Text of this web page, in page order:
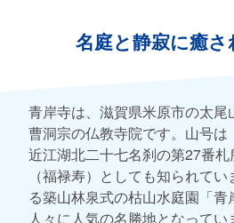
名庭と静寂に癒さ
青岸寺は、滋賀県米原市の太尾
曹洞宗の仏教寺院です。山号は
近江湖北二十七名刹の第27番
（福禄寿）としても知られて
る築山林泉式の枯山水庭園「
人々に人気の名勝地となってい